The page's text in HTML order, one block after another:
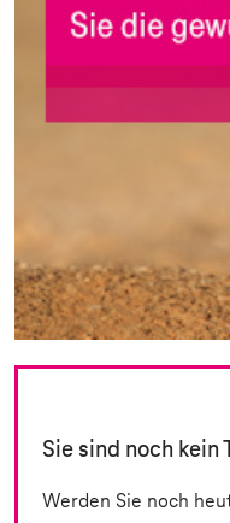
Sie sind noch kein
Werden Sie noch